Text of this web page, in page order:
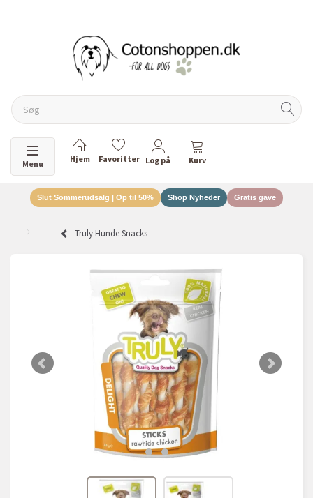
Skifte navigation
Menu
Slut Sommerudsalg | Op til 50% Shop Nyheder Gratis gave
Truly Hunde Snacks